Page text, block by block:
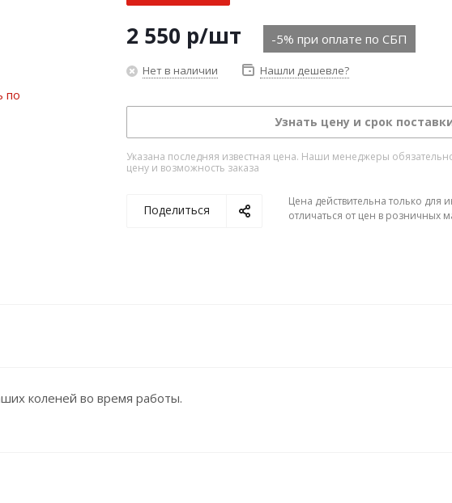
2 550 р/шт -5% при оплате по СБП
Нет в наличии Нашли дешевле?
Узнать цену и срок
Указана последняя известная цена. Наши менеджеры
цену и возможность заказа
Поделиться
Цена действительна только для
отличаться от цен в розничных
коленей во время работы.